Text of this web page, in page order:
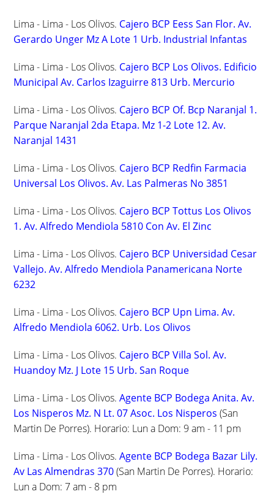
Lima - Lima - Los Olivos. Cajero BCP Eess San Flor. Av.
Gerardo Unger Mz A Lote 1 Urb. Industrial Infantas
Lima - Lima - Los Olivos. Cajero BCP Los Olivos. Edificio
Municipal Av. Carlos Izaguirre 813 Urb. Mercurio
Lima - Lima - Los Olivos. Cajero BCP Of. Bcp Naranjal 1.
Parque Naranjal 2da Etapa. Mz 1-2 Lote 12. Av.
Naranjal 1431
Lima - Lima - Los Olivos. Cajero BCP Redfin Farmacia
Universal Los Olivos. Av. Las Palmeras No 3851
Lima - Lima - Los Olivos. Cajero BCP Tottus Los Olivos
1. Av. Alfredo Mendiola 5810 Con Av. El Zinc
Lima - Lima - Los Olivos. Cajero BCP Universidad Cesar
Vallejo. Av. Alfredo Mendiola Panamericana Norte
6232
Lima - Lima - Los Olivos. Cajero BCP Upn Lima. Av.
Alfredo Mendiola 6062. Urb. Los Olivos
Lima - Lima - Los Olivos. Cajero BCP Villa Sol. Av.
Huandoy Mz. J Lote 15 Urb. San Roque
Lima - Lima - Los Olivos.Agente BCP Bodega Anita. Av.
Los Nisperos Mz. N Lt. 07 Asoc. Los Nisperos (San
Martin De Porres). Horario: Lun a Dom: 9 am - 11 pm
Lima - Lima - Los Olivos.Agente BCP Bodega Bazar Lily.
Av Las Almendras 370(San Martin De Porres). Horario:
Lun a Dom: 7 am - 8 pm